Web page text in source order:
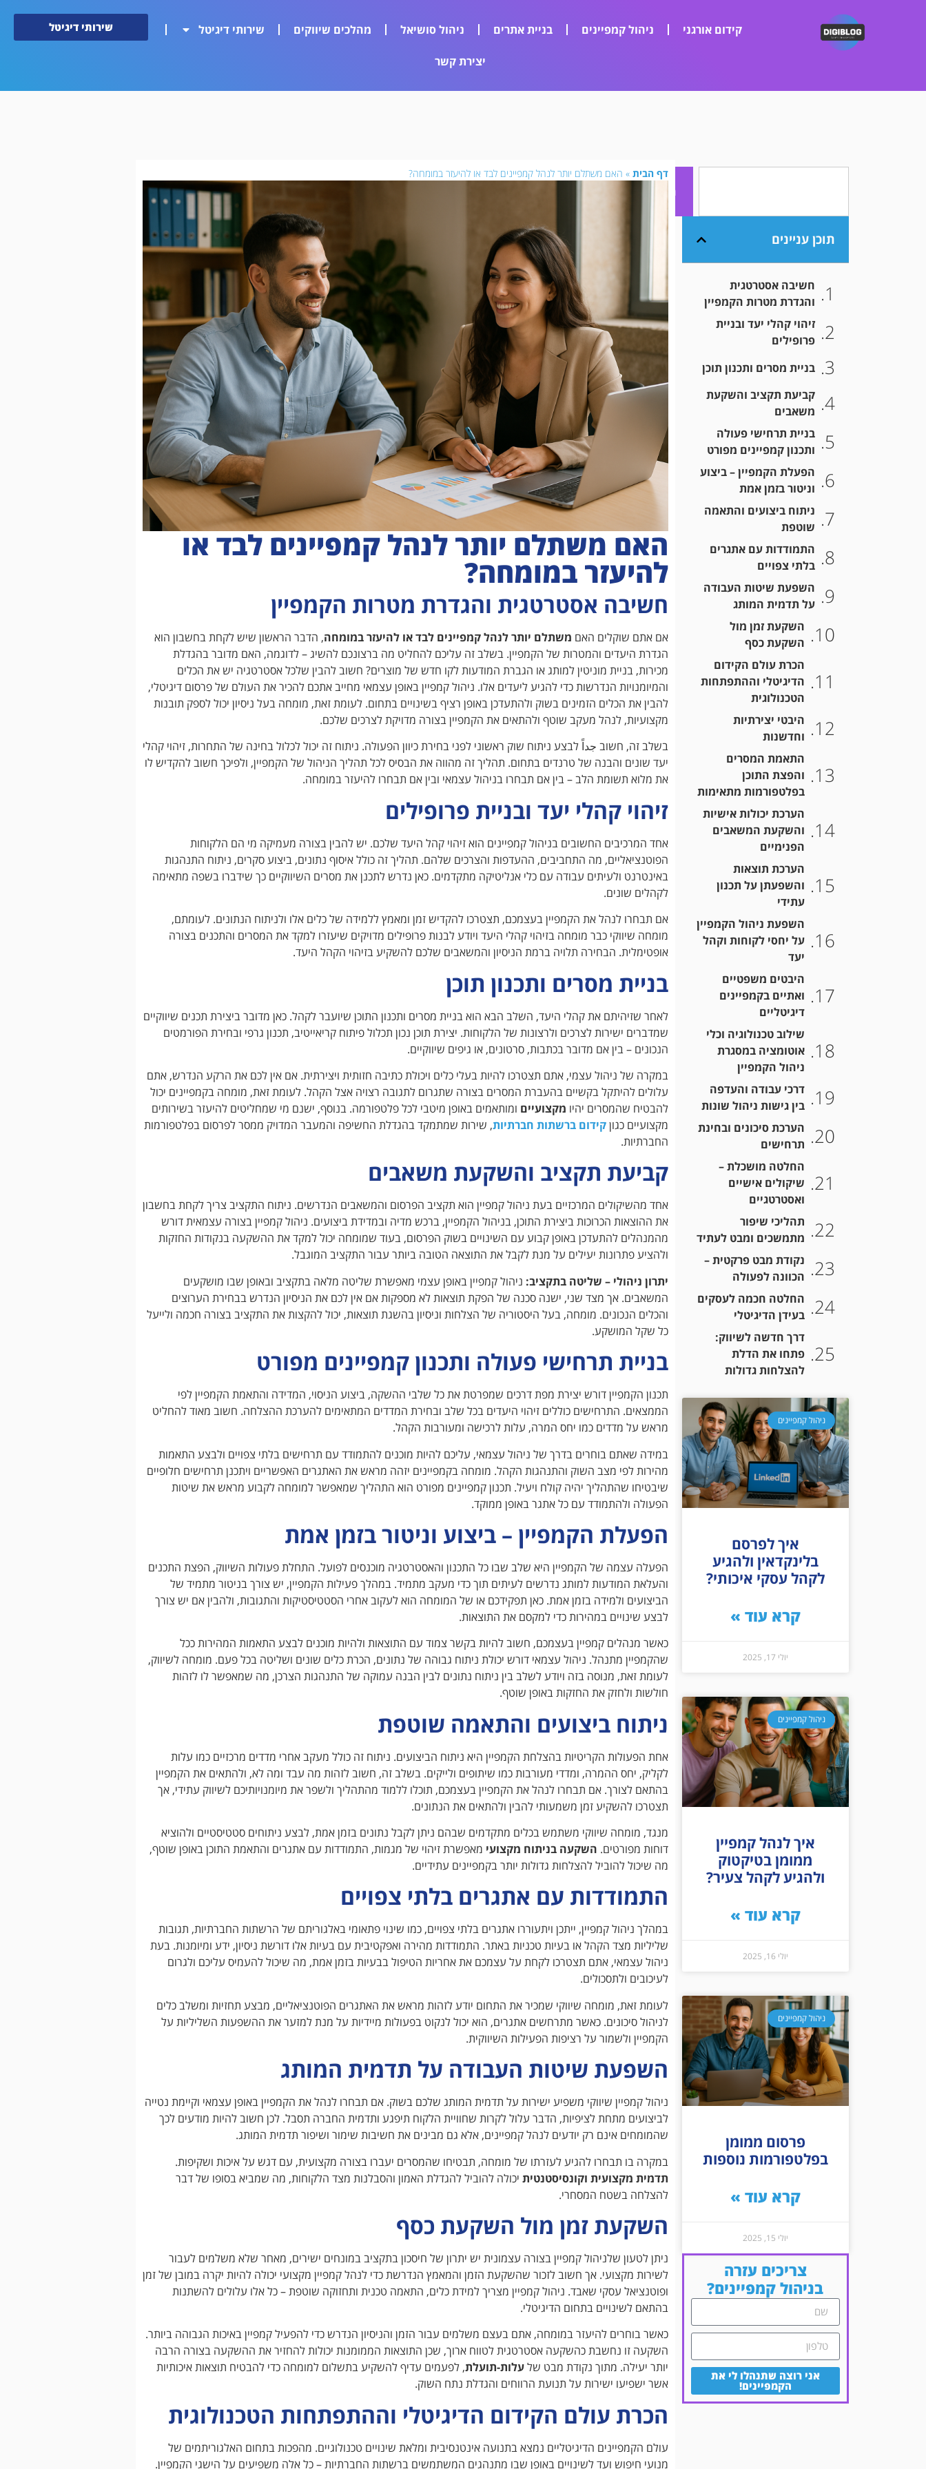
קידום אורגני ניהול קמפיינים בניית אתרים ניהול סושיאל מהלכים שיווקים שירותי דיגיטל
יצירת קשר
שירותי דיגיטל
חיפוש
תוכן עניינים
חשיבה אסטרטגית
והגדרת מטרות הקמפיין
זיהוי קהלי יעד ובניית
פרופילים
בניית מסרים ותכנון תוכן
קביעת תקציב והשקעת
משאבים
בניית תרחישי פעולה
ותכנון קמפיינים מפורט
הפעלת הקמפיין – ביצוע
וניטור בזמן אמת
ניתוח ביצועים והתאמה
שוטפת
התמודדות עם אתגרים
בלתי צפויים
השפעת שיטות העבודה
על תדמית המותג
השקעת זמן מול
השקעת כסף
הכרת עולם הקידום
הדיגיטלי וההתפתחות
הטכנולוגית
היבטי יצירתיות
וחדשנות
התאמת המסרים
והפצת התוכן
בפלטפורמות מתאימות
הערכת יכולות אישיות
והשקעת המשאבים
הפנימיים
הערכת תוצאות
והשפעתן על תכנון
עתידי
השפעת ניהול הקמפיין
על יחסי לקוחות וקהל
יעד
היבטים משפטיים
ואתיים בקמפיינים
דיגיטליים
שילוב טכנולוגיה וכלי
אוטומציה במסגרת
ניהול הקמפיין
דרכי עבודה והעדפה
בין גישות ניהול שונות
הערכת סיכונים ובחינת
תרחישים
החלטה מושכלת –
שיקולים אישיים
ואסטרטגיים
תהליכי שיפור
מתמשכים ומבט לעתיד
נקודת מבט פרקטית –
הכוונה לפעולה
החלטה חכמה לעסקים
בעידן הדיגיטלי
דרך חדשה לשיווק:
פתחו את הדלת
להצלחות גדולות
ניהול קמפיינים
איך לפרסם
בלינקדאין ולהגיע
לקהל עסקי איכותי?
קרא עוד »
יולי 17, 2025
ניהול קמפיינים
איך לנהל קמפיין
ממומן בטיקטוק
ולהגיע לקהל צעיר?
קרא עוד »
יולי 16, 2025
ניהול קמפיינים
פרסום ממומן
בפלטפורמות נוספות
קרא עוד »
יולי 15, 2025
צריכים עזרה
בניהול קמפיינים?
אני רוצה שתנהלו לי את
הקמפיינים!
דף הבית » האם משתלם יותר לנהל קמפיינים לבד או להיעזר במומחה?
האם משתלם יותר לנהל קמפיינים לבד או
להיעזר במומחה?
חשיבה אסטרטגית והגדרת מטרות הקמפיין
אם אתם שוקלים האם משתלם יותר לנהל קמפיינים לבד או להיעזר במומחה, הדבר הראשון שיש לקחת בחשבון הוא
הגדרת היעדים והמטרות של הקמפיין. בשלב זה עליכם להחליט מה ברצונכם להשיג – לדוגמה, האם מדובר בהגדלת
מכירות, בניית מוניטין למותג או הגברת המודעות לקו חדש של מוצרים? חשוב להבין שלכל אסטרטגיה יש את הכלים
והמיומנויות הנדרשות כדי להגיע ליעדים אלו. ניהול קמפיין באופן עצמאי מחייב אתכם להכיר את העולם של פרסום דיגיטלי,
להבין את הכלים הזמינים בשוק ולהתעדכן באופן רציף בשינויים בתחום. לעומת זאת, מומחה בעל ניסיון יכול לספק תובנות
מקצועיות, לנהל מעקב שוטף ולהתאים את הקמפיין בצורה מדויקת לצרכים שלכם.
בשלב זה, חשוב جداً לבצע ניתוח שוק ראשוני לפני בחירת כיוון הפעולה. ניתוח זה יכול לכלול בחינה של התחרות, זיהוי קהלי
יעד שונים והבנה של טרנדים בתחום. תהליך זה מהווה את הבסיס לכל תהליך הניהול של הקמפיין, ולפיכך חשוב להקדיש לו
את מלוא תשומת הלב – בין אם תבחרו בניהול עצמאי ובין אם תבחרו להיעזר במומחה.
זיהוי קהלי יעד ובניית פרופילים
אחד המרכיבים החשובים בניהול קמפיינים הוא זיהוי קהל היעד שלכם. יש להבין בצורה מעמיקה מי הם הלקוחות
הפוטנציאליים, מה התחביבים, ההעדפות והצרכים שלהם. תהליך זה כולל איסוף נתונים, ביצוע סקרים, ניתוח התנהגות
באינטרנט ולעיתים עבודה עם כלי אנליטיקה מתקדמים. כאן נדרש לתכנן את מסרים השיווקיים כך שידברו בשפה מתאימה
לקהלים שונים.
אם תבחרו לנהל את הקמפיין בעצמכם, תצטרכו להקדיש זמן ומאמץ ללמידה של כלים אלו ולניתוח הנתונים. לעומתם,
מומחה שיווקי כבר מומחה בזיהוי קהלי היעד ויודע לבנות פרופילים מדויקים שיעזרו למקד את המסרים והתכנים בצורה
אופטימלית. הבחירה תלויה ברמת הניסיון והמשאבים שלכם להשקיע בזיהוי הקהל היעד.
בניית מסרים ותכנון תוכן
לאחר שזיהיתם את קהלי היעד, השלב הבא הוא בניית מסרים ותכנון התוכן שיועבר לקהל. כאן מדובר ביצירת תכנים שיווקיים
שמדברים ישירות לצרכים ולרצונות של הלקוחות. יצירת תוכן נכון תכלול פיתוח קריאייטיב, תכנון גרפי ובחירת הפורמטים
הנכונים – בין אם מדובר בכתבות, סרטונים, או גיפים שיווקיים.
במקרה של ניהול עצמי, אתם תצטרכו להיות בעלי כלים ויכולת כתיבה חזותית ויצירתית. אם אין לכם את הרקע הנדרש, אתם
עלולים להיתקל בקשיים בהעברת המסרים בצורה שתגרום לתגובה רצויה אצל הקהל. לעומת זאת, מומחה בקמפיינים יכול
להבטיח שהמסרים יהיו מקצועיים ומותאמים באופן מיטבי לכל פלטפורמה. בנוסף, ישנם מי שמחליטים להיעזר בשירותים
מקצועיים כגוןקידום ברשתות חברתיות, שירות שמתמקד בהגדלת החשיפה והמעבר המדויק ממסר לפרסום בפלטפורמות
החברתיות.
קביעת תקציב והשקעת משאבים
אחד מהשיקולים המרכזיים בעת ניהול קמפיין הוא תקציב הפרסום והמשאבים הנדרשים. ניתוח התקציב צריך לקחת בחשבון
את ההוצאות הכרוכות ביצירת התוכן, בניהול הקמפיין, ברכש מדיה ובמדידת ביצועים. ניהול קמפיין בצורה עצמאית דורש
מהמנהלים להתעדכן באופן קבוע עם השינויים בשוק הפרסום, בעוד שמומחה יכול למקד את ההשקעה בנקודות החזקות
ולהציע פתרונות יעילים על מנת לקבל את התוצאה הטובה ביותר עבור התקציב המוגבל.
יתרון ניהולי – שליטה בתקציב: ניהול קמפיין באופן עצמי מאפשרת שליטה מלאה בתקציב ובאופן שבו מושקעים
המשאבים. אך מצד שני, ישנה סכנה של הפקת תוצאות לא מספקות אם אין לכם את הניסיון הנדרש בבחירת הערוצים
והכלים הנכונים. מומחה, בעל היסטוריה של הצלחות וניסיון בהשגת תוצאות, יכול להקצות את התקציב בצורה חכמה ולייעל
כל שקל המושקע.
בניית תרחישי פעולה ותכנון קמפיינים מפורט
תכנון הקמפיין דורש יצירת מפת דרכים שמפרטת את כל שלבי ההשקה, ביצוע הניסוי, המדידה והתאמת הקמפיין לפי
הממצאים. התרחישים כוללים זיהוי היעדים בכל שלב ובחירת המדדים המתאימים להערכת ההצלחה. חשוב מאוד להחליט
מראש על מדדים כמו יחס המרה, עלות לרכישה ומעורבות הקהל.
במידה שאתם בוחרים בדרך של ניהול עצמאי, עליכם להיות מוכנים להתמודד עם תרחישים בלתי צפויים ולבצע התאמות
מהירות לפי מצב השוק והתנהגות הקהל. מומחה בקמפיינים יזהה מראש את האתגרים האפשריים ויתכנן תרחישים חלופיים
שיבטיחו שהתהליך יהיה קולח ויעיל. תכנון קמפיינים מפורט הוא התהליך שמאפשר למומחה לקבוע מראש את שיטות
הפעולה ולהתמודד עם כל אתגר באופן ממוקד.
הפעלת הקמפיין – ביצוע וניטור בזמן אמת
הפעלה עצמה של הקמפיין היא שלב שבו כל התכנון והאסטרטגיה מוכנסים לפועל. התחלת פעולות השיווק, הפצת התכנים
והעלאת המודעות למותג נדרשים לעיתים תוך כדי מעקב מתמיד. במהלך פעילות הקמפיין, יש צורך בניטור מתמיד של
הביצועים ולמידה בזמן אמת. כאן תפקידכם או של המומחה הוא לעקוב אחרי הסטטיסטיקות והתגובות, ולהבין אם יש צורך
לבצע שינויים במהירות כדי למקסם את התוצאות.
כאשר מנהלים קמפיין בעצמכם, חשוב להיות בקשר צמוד עם התוצאות ולהיות מוכנים לבצע התאמות המהירות ככל
שהקמפיין מתנהל. ניהול עצמאי דורש יכולת ניתוח גבוהה של נתונים, הכרת כלים שונים ושליטה בכל פעם. מומחה לשיווק,
לעומת זאת, מנוסה בזה ויודע לשלב בין ניתוח נתונים לבין הבנה עמוקה של התנהגות הצרכן, מה שמאפשר לו לזהות
חולשות ולחזק את החזקות באופן שוטף.
ניתוח ביצועים והתאמה שוטפת
אחת הפעולות הקריטיות בהצלחת הקמפיין היא ניתוח הביצועים. ניתוח זה כולל מעקב אחרי מדדים מרכזיים כמו עלות
לקליק, יחס ההמרה, ומדדי מעורבות כמו שיתופים ולייקים. בשלב זה, חשוב לזהות מה עבד ומה לא, ולהתאים את הקמפיין
בהתאם לצורך. אם תבחרו לנהל את הקמפיין בעצמכם, תוכלו ללמוד מהתהליך ולשפר את מיומנויותיכם לשיווק עתידי, אך
תצטרכו להשקיע זמן משמעותי להבין ולהתאים את הנתונים.
מנגד, מומחה שיווקי משתמש בכלים מתקדמים שבהם ניתן לקבל נתונים בזמן אמת, לבצע ניתוחים סטטיסטיים ולהוציא
דוחות מפורטים. השקעה בניתוח מקצועי מאפשרת זיהוי של מגמות, התמודדות עם אתגרים והתאמת התוכן באופן שוטף,
מה שיכול להוביל להצלחות גדולות יותר בקמפיינים עתידיים.
התמודדות עם אתגרים בלתי צפויים
במהלך ניהול קמפיין, ייתכן ויתעוררו אתגרים בלתי צפויים, כמו שינוי פתאומי באלגוריתם של הרשתות החברתיות, תגובות
שליליות מצד הקהל או בעיות טכניות באתר. התמודדות מהירה ואפקטיבית עם בעיות אלו דורשת ניסיון, ידע ומיומנות. בעת
ניהול עצמאי, אתם תצטרכו לקחת על עצמכם את אחריות הטיפול בבעיות בזמן אמת, מה שיכול להעמיס עליכם ולגרום
לעיכובים ולתסכולים.
לעומת זאת, מומחה שיווקי שמכיר את התחום יודע לזהות מראש את האתגרים הפוטנציאליים, מבצע תחזיות ומשלב כלים
לניהול סיכונים. כאשר מתרחשים אתגרים, הוא יכול לנקוט בפעולות מיידיות על מנת למזער את ההשפעות השליליות על
הקמפיין ולשמור על רציפות הפעילות השיווקית.
השפעת שיטות העבודה על תדמית המותג
ניהול קמפיין שיווקי משפיע ישירות על תדמית המותג שלכם בשוק. אם תבחרו לנהל את הקמפיין באופן עצמאי וקיימת נטייה
לביצועים מתחת לציפיות, הדבר עלול לקרות שחוויית הלקוח תיפגע ותדמית החברה תסבל. לכן חשוב להיות מודעים לכך
שהמומחים אינם רק יודעים לנהל קמפיינים, אלא גם מבינים את חשיבות שימור ושיפור תדמית המותג.
במקרה בו תבחרו להגיע לעזרתו של מומחה, תבטיחו שהמסרים יעברו בצורה מקצועית, עם דגש על איכות ושקיפות.
תדמית מקצועית וקונסיסטנטית יכולה להוביל להגדלת האמון והסבלנות מצד הלקוחות, מה שמביא בסופו של דבר
להצלחה בשטח המסחרי.
השקעת זמן מול השקעת כסף
ניתן לטעון שלניהול קמפיין בצורה עצמונית יש יתרון של חיסכון בתקציב במונחים ישירים, מאחר שלא משלמים לעבור
לשירות מקצועי. אך חשוב לזכור שהשקעת הזמן והמאמץ הנדרשת כדי לנהל קמפיין מקצועי יכולה להיות יקרה במובן של זמן
ופוטנציאל עסקי שאבד. ניהול קמפיין מצריך למידת כלים, התאמה טכנית ותחזוקה שוטפת – כל אלו עלולים להשתנות
בהתאם לשינויים בתחום הדיגיטלי.
כאשר בוחרים להיעזר במומחה, אתם בעצם משלמים עבור הזמן והניסיון הנדרש כדי להפעיל קמפיין באיכות הגבוהה ביותר.
השקעה זו נחשבת כהשקעה אסטרטגית לטווח ארוך, שכן התוצאות הממומנות יכולות להחזיר את ההשקעה בצורה הרבה
יותר יעילה. מתוך נקודת מבט שלעלות-תועלת, לפעמים עדיף להשקיע בתשלום למומחה כדי להבטיח תוצאות איכותיות
אשר ישפיעו ישירות על תנועת הרווחים והגדלת נתח השוק.
הכרת עולם הקידום הדיגיטלי וההתפתחות הטכנולוגית
עולם הקמפיינים הדיגיטליים נמצא בתנועה אינטנסיבית ומלאת שינויים טכנולוגיים. מהפכות בתחום האלגוריתמים של
מנועי חיפוש ועד לשינויים באופן שבו מתנהגים המשתמשים ברשתות החברתיות – כל אלה משפיעים על הישגי הקמפיין.